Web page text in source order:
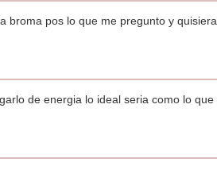
broma pos lo que me pregunto y quisiera
de energia lo ideal seria como lo que